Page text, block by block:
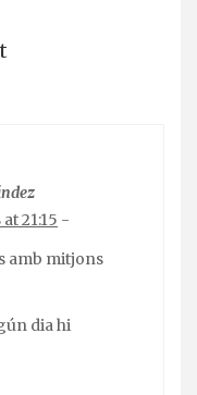
21:15 -
amb mitjons
dia hi